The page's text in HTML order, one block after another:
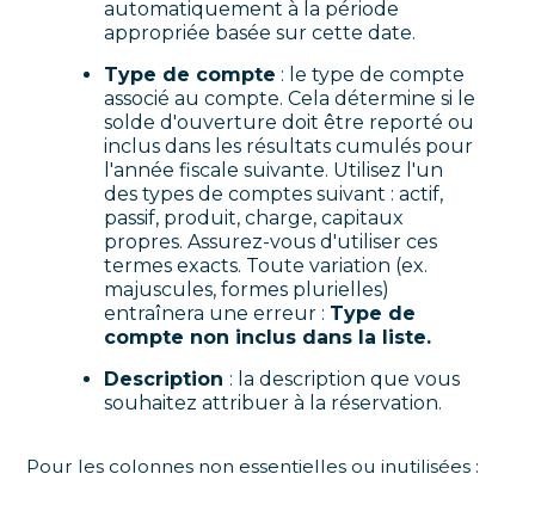
automatiquement à la période
appropriée basée sur cette date.
Type de compte : le type de compte
associé au compte. Cela détermine si le
solde d'ouverture doit être reporté ou
inclus dans les résultats cumulés pour
l'année fiscale suivante. Utilisez l'un
des types de comptes suivant : actif,
passif, produit, charge, capitaux
propres. Assurez-vous d'utiliser ces
termes exacts. Toute variation (ex.
majuscules, formes plurielles)
entraînera une erreur : Type de
compte non inclus dans la liste.
Description : la description que vous
souhaitez attribuer à la réservation.
Pour les colonnes non essentielles ou inutilisées :